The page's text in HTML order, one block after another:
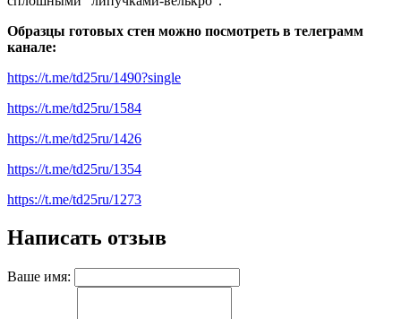
Образцы готовых стен можно посмотреть в телеграмм
канале:
https://t.me/td25ru/1490?single
https://t.me/td25ru/1584
https://t.me/td25ru/1426
https://t.me/td25ru/1354
https://t.me/td25ru/1273
Написать отзыв
Ваше имя: